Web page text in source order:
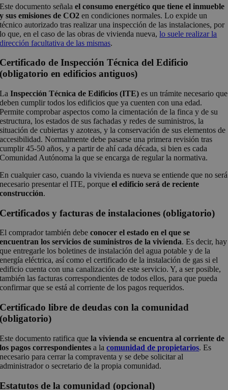
Este documento señalael consumo energético que tiene el inmueble
y sus emisiones de CO2en condiciones normales. Lo expide un
técnico autorizado tras realizar una inspección de las instalaciones, por
lo que, en el caso de las obras de vivienda nueva,lo suele realizar la
dirección facultativa de las mismas.
Certificado de Inspección Técnica del Edificio
(obligatorio en edificios antiguos)
LaInspección Técnica de Edificios (ITE) es un trámite necesario que
deben cumplir todos los edificios que ya cuenten con una edad.
Permite comprobar aspectos como la cimentación de la finca y de su
estructura, los estados de sus fachadas y redes de suministros, la
situación de cubiertas y azoteas, y la conservación de sus elementos de
accesibilidad. Normalmente debe pasarse una primera revisión tras
cumplir 45-50 años, y a partir de ahí cada década, si bien es cada
Comunidad Autónoma la que se encarga de regular la normativa.
En cualquier caso, cuando la vivienda es nueva se entiende que no será
necesario presentar el ITE, porqueel edificio será de reciente
construcción.
Certificados y facturas de instalaciones (obligatorio)
El comprador también debeconocer el estado en el que se
encuentran los servicios de suministros de la vivienda. Es decir, hay
que entregarle los boletines de instalación del agua potable y de la
energía eléctrica, así como el certificado de la instalación de gas si el
edificio cuenta con una canalización de este servicio. Y, a ser posible,
también las facturas correspondientes de todos ellos, para que pueda
confirmar que se está al corriente de los pagos requeridos.
Certificado libre de deudas con la comunidad
(obligatorio)
Este documento ratifica quela vivienda se encuentra al corriente de
los pagos correspondientes a lacomunidad de propietarios. Es
necesario para cerrar la compraventa y se debe solicitar al
administrador o secretario de la propia comunidad.
Estatutos de la comunidad (opcional)